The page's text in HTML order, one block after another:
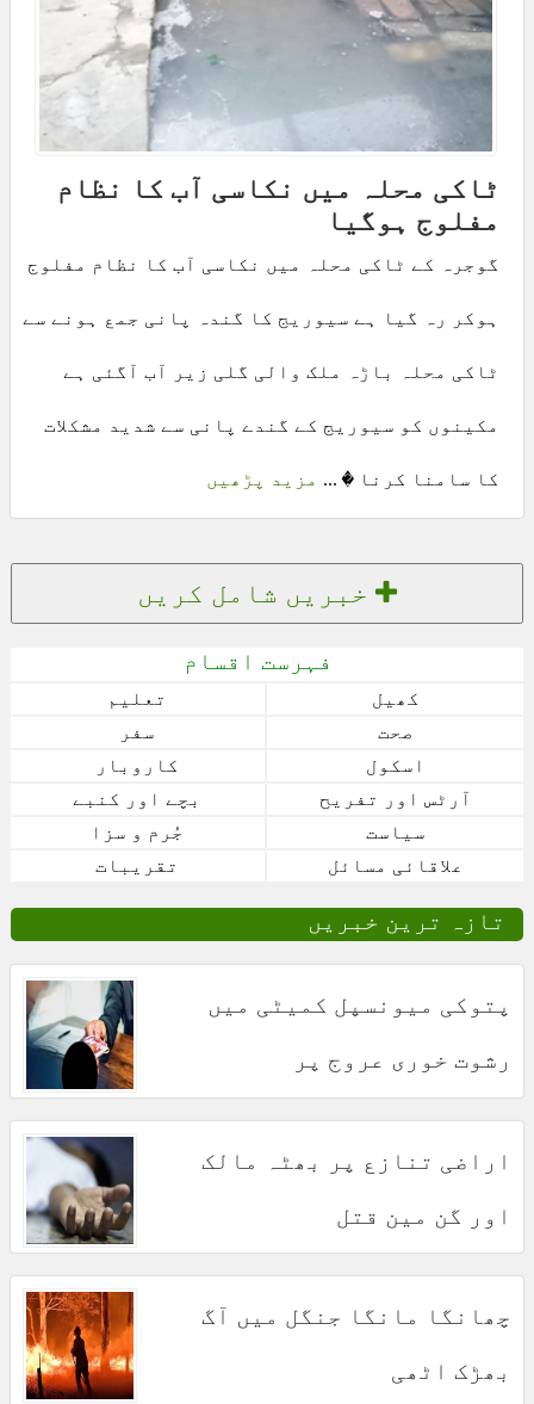
ٹاکی محلہ میں نکاسی آب کا نظام
مفلوج ہوگیا
گوجرہ کے ٹاکی محلہ میں نکاسی آب کا نظام مفلوج
ہوکر رہ گیا ہے سیوریج کا گندہ پانی جمع ہونے سے
ٹاکی محلہ باڑہ ملک والی گلی زیر آب آگئی ہے
مکینوں کو سیوریج کے گندے پانی سے شدید مشکلات
کا سامنا کرنا � ... مزید پڑھیں
خبریں شامل کریں
فہرست اقسام
کھیل
تعلیم
صحت
سفر
اسکول
کاروبار
آرٹس اور تفریح
بچے اور کنبے
سیاست
جُرم و سزا
علاقائی مسائل
تقریبات
تازہ ترین خبریں
پتوکی میونسپل کمیٹی میں
رشوت خوری عروج پر
اراضی تنازع پر بھٹہ مالک
اور گن مین قتل
چھانگا مانگا جنگل میں آگ
بھڑک اٹھی